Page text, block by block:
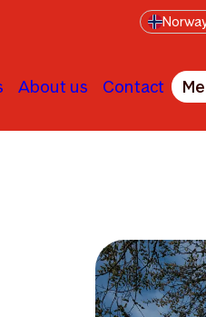
About us Contact